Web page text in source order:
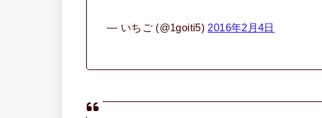
— いちご (@1goiti5) 2016年2月4日